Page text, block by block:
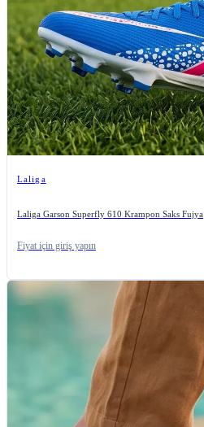
Laliga
Laliga Garson Superfly 610 Krampon Saks Fujya
Fiyat için giriş yapın